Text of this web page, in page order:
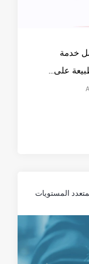
خدمة
على...